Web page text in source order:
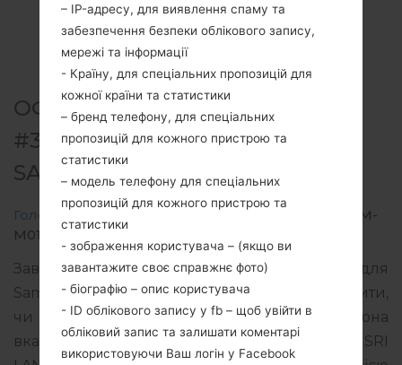
ОФІЦІЙНА ПРОШИВКА
#309974 ДЛЯ SM-M015G -
SAMSUNGGALAXY M01
Головна Galaxy M01 SamsungSM-M015G
SM-
M015G_1_20220506133035_0jou92pvj3_fac.zip
Завантажте останнє оновлення прошивки для
Samsung Galaxy M01, але не забудьте перевірити,
чи відповідає номер моделі вашого смартфона
вказаному SM-M015G. Код прошивки SLK для SRI
– IP-адресу, для виявлення спаму та
забезпечення безпеки облікового запису,
мережі та інформації
- Країну, для спеціальних пропозицій для
кожної країни та статистики
– бренд телефону, для спеціальних
пропозицій для кожного пристрою та
статистики
– модель телефону для спеціальних
пропозицій для кожного пристрою та
статистики
- зображення користувача – (якщо ви
завантажите своє справжнє фото)
- біографію – опис користувача
- ID облікового запису у fb – щоб увійти в
обліковий запис та залишати коментарі
використовуючи Ваш логін у Facebook